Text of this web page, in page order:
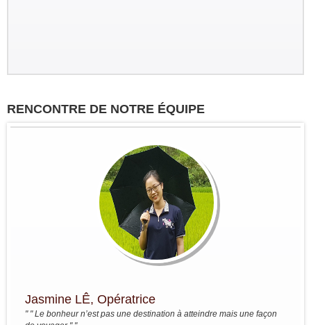
RENCONTRE DE NOTRE ÉQUIPE
une façon
Mr Tu DO, fondateur et CEO de
" " J'ai appris que les gens oublieront ce que tu as dit, les
Nguyen - Ha Giang - Dong Van - Bao
ses amis 05personnes
Voyage du nord au centre du 7 avril
au 19 avril : Bruxelles - Hanoi - Mai
Chau -PuLuong - Tam Coc -baie de
Halong - Hue - HoiAn - Hanoi -
Bruxelles
Groupe : Mme / Mr THOME et ses
amis (4 personnes)
Voyage à la carte du nord au sud du
10 au 24 janvier: Paris - Hanoi - Mai
Train pour...
Groupe: Mr et Mme Alain et